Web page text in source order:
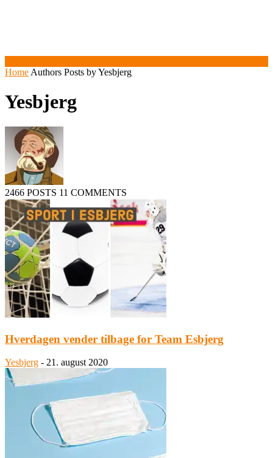
Home Authors Posts by Yesbjerg
Yesbjerg
2466 POSTS 11 COMMENTS
Hverdagen vender tilbage for Team Esbjerg
Yesbjerg - 21. august 2020